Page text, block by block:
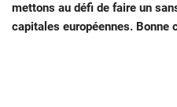
mettons au défi de faire un
capitales européennes. Bonne